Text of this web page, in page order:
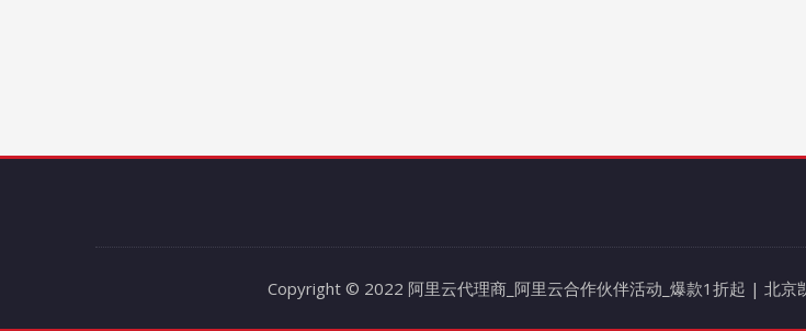
Copyright © 2022 阿里云代理商_阿里云合作伙伴活动_爆款1折起 | 北京